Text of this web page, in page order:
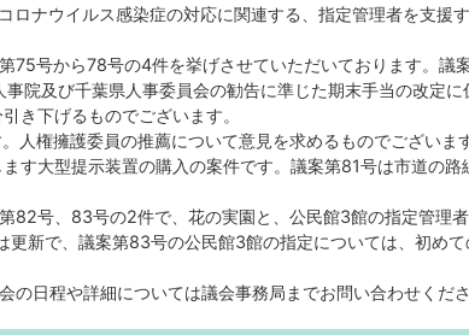
ロナウイルス感染症の対応に関連する、指定管理者を支援
75号から78号の4件を挙げさせていただいております。議
院及び千葉県人事委員会の勧告に準じた期末手当の改定に
き下げるものでございます。
人権擁護委員の推薦について意見を求めるものでございます
す大型提示装置の購入の案件です。議案第81号は市道の路
82号、83号の2件で、花の実園と、公民館3館の指定管理
更新で、議案第83号の公民館3館の指定については、初めて
の日程や詳細については議会事務局までお問い合わせくださ